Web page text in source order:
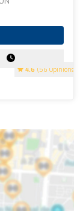
4.6 (56 Opinions)